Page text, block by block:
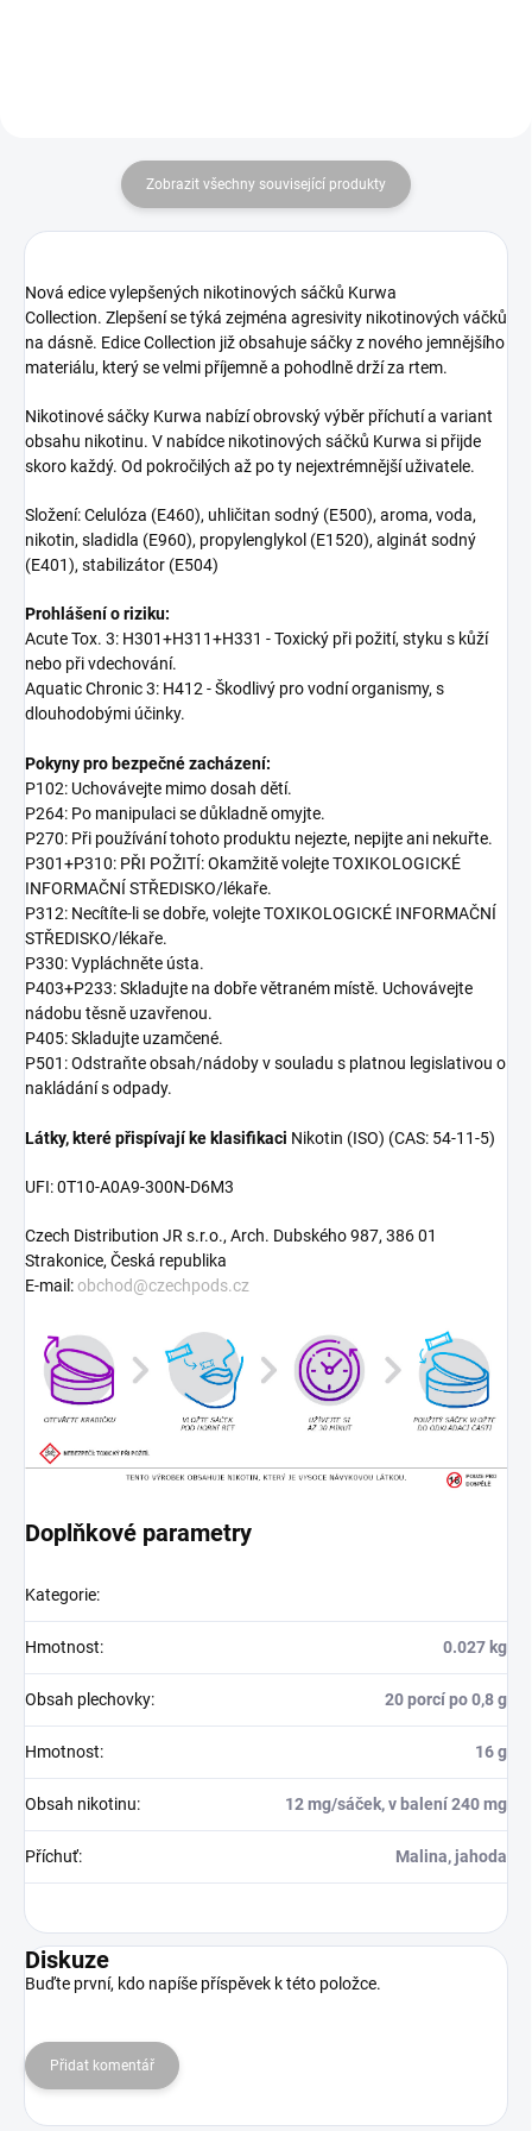
Zobrazit všechny související produkty
Nová edice vylepšených nikotinových sáčků Kurwa
Collection. Zlepšení se týká zejména agresivity nikotinových váčků
na dásně. Edice Collection již obsahuje sáčky z nového jemnějšího
materiálu, který se velmi příjemně a pohodlně drží za rtem.
Nikotinové sáčky Kurwa nabízí obrovský výběr příchutí a variant
obsahu nikotinu. V nabídce nikotinových sáčků Kurwa si přijde
skoro každý. Od pokročilých až po ty nejextrémnější uživatele.
Složení: Celulóza (E460), uhličitan sodný (E500), aroma, voda,
nikotin, sladidla (E960), propylenglykol (E1520), alginát sodný
(E401), stabilizátor (E504)
Prohlášení o riziku:
Acute Tox. 3: H301+H311+H331 - Toxický při požití, styku s kůží
nebo při vdechování.
Aquatic Chronic 3: H412 - Škodlivý pro vodní organismy, s
dlouhodobými účinky.
Pokyny pro bezpečné zacházení:
P102: Uchovávejte mimo dosah dětí.
P264: Po manipulaci se důkladně omyjte.
P270: Při používání tohoto produktu nejezte, nepijte ani nekuřte.
P301+P310: PŘI POŽITÍ: Okamžitě volejte TOXIKOLOGICKÉ
INFORMAČNÍ STŘEDISKO/lékaře.
P312: Necítíte-li se dobře, volejte TOXIKOLOGICKÉ INFORMAČNÍ
STŘEDISKO/lékaře.
P330: Vypláchněte ústa.
P403+P233: Skladujte na dobře větraném místě. Uchovávejte
nádobu těsně uzavřenou.
P405: Skladujte uzamčené.
P501: Odstraňte obsah/nádoby v souladu s platnou legislativou o
nakládání s odpady.
Látky, které přispívají ke klasifikaci Nikotin (ISO) (CAS: 54-11-5)
UFI: 0T10-A0A9-300N-D6M3
Czech Distribution JR s.r.o., Arch. Dubského 987, 386 01
Strakonice, Česká republika
E-mail:obchod@czechpods.cz
Doplňkové parametry
Kategorie:
Hmotnost: 0.027 kg
Obsah plechovky: 20 porcí po 0,8 g
Hmotnost: 16 g
Obsah nikotinu: 12 mg/sáček, v balení 240 mg
Příchuť: Malina, jahoda
Diskuze
Buďte první, kdo napíše příspěvek k této položce.
Přidat komentář